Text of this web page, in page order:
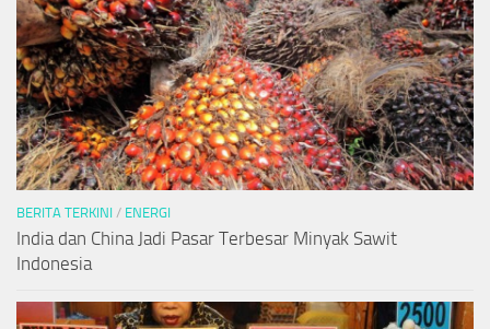
BERITA TERKINI / ENERGI
India dan China Jadi Pasar Terbesar Minyak Sawit
Indonesia